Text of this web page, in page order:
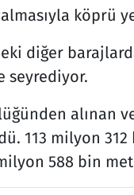
köprü
diğer
seyrediyor.
alınan
113 milyon
588 bin